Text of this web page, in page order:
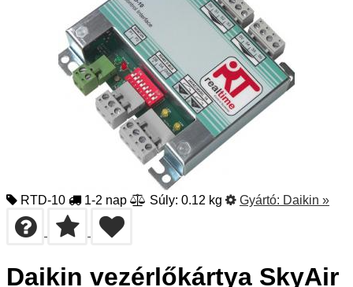
RTD-10 1-2 nap Súly: 0.12 kg Gyártó: Daikin »
Daikin vezérlőkártya SkyAir